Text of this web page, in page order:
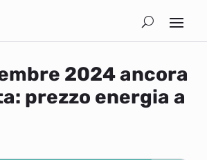
2024 ancora
prezzo energia a